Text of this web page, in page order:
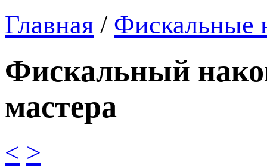
Главная / Фискальные
Фискальный
мастера
< >